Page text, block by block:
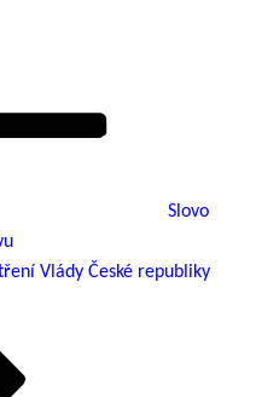
Slovo
Vlády České republiky